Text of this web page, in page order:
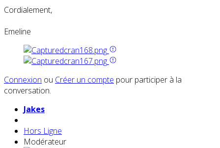
Cordialement,
Emeline
Connexion ou Créer un compte pour participer à la
conversation.
Jakes
Hors Ligne
Modérateur